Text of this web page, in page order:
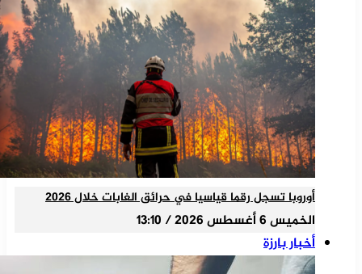
أوروبا تسجل رقما قياسيا في حرائق الغابات خلال 2026
الخميس 6 أغسطس 2026 / 13:10
أخبار بارزة